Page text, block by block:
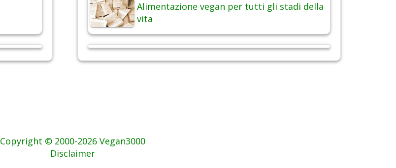
Alimentazione vegan per tutti gli stadi della
vita
Copyright © 2000-2026 Vegan3000
Disclaimer